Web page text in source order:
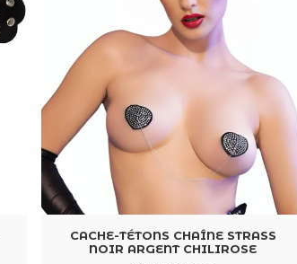
CACHE-TÉTONS CHAÎNE STRASS
NOIR ARGENT CHILIROSE